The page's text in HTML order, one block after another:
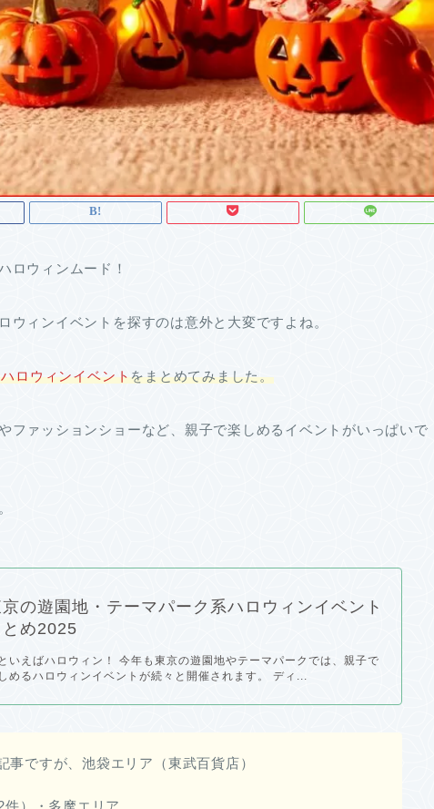
ロウィンムード！
ウィンイベントを探すのは意外と大変ですよね。
ロウィンイベントをまとめてみました。
ファッションショーなど、親子で楽しめるイベントがいっぱいで
の遊園地・テーマパーク系ハロウィンイベント
とめ2025
いえばハロウィン！ 今年も東京の遊園地やテーマパークでは、親子で
めるハロウィンイベントが続々と開催されます。 ディ...
事ですが、池袋エリア（東武百貨店）
）・多摩エリア